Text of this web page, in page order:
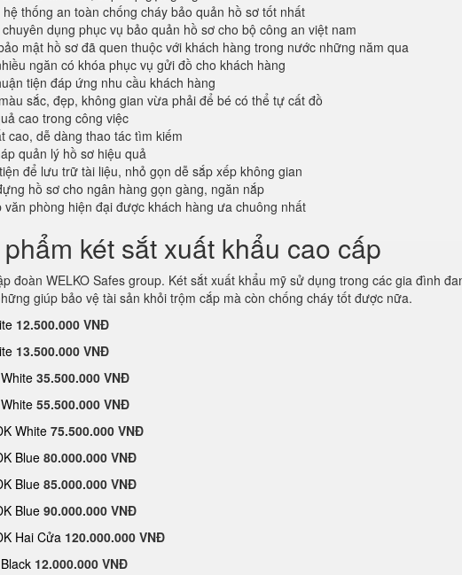
thống an toàn chống cháy bảo quản hồ sơ tốt nhất
dụng phục vụ bảo quản hồ sơ cho bộ công an việt nam
mật hồ sơ đã quen thuộc với khách hàng trong nước những năm qua
ngăn có khóa phục vụ gửi đồ cho khách hàng
tiện đáp ứng nhu cầu khách hàng
sắc, đẹp, không gian vừa phải để bé có thể tự cất đồ
cao trong công việc
cao, dễ dàng thao tác tìm kiếm
quản lý hồ sơ hiệu quả
để lưu trữ tài liệu, nhỏ gọn dễ sắp xếp không gian
hồ sơ cho ngân hàng gọn gàng, ngăn nắp
văn phòng hiện đại được khách hàng ưa chuông nhất
két sắt xuất khẩu cao cấp
đoàn WELKO Safes group. Két sắt xuất khẩu mỹ sử dụng trong các gia đình
giúp bảo vệ tài sản khỏi trộm cắp mà còn chống cháy tốt được nữa.
12.500.000 VNĐ
13.500.000 VNĐ
35.500.000 VNĐ
55.500.000 VNĐ
White 75.500.000 VNĐ
Blue 80.000.000 VNĐ
Blue 85.000.000 VNĐ
Blue 90.000.000 VNĐ
Hai Cửa 120.000.000 VNĐ
12.000.000 VNĐ